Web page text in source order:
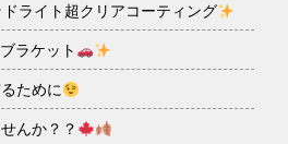
ライト超クリアコーティング
ラケット
ために
んか？？